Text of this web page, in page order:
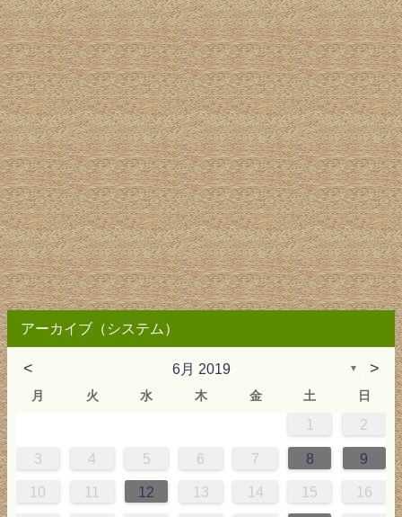
アーカイブ（システム）
< 6月 2019 ▼ >
月 火 水 木 金 土 日
1 2
3 4 5 6 7 8 9
10 11 12 13 14 15 16